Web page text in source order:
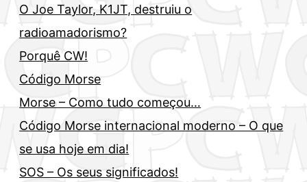
O Joe Taylor, K1JT, destruiu o
radioamadorismo?
Porquê CW!
Código Morse
Morse – Como tudo começou…
Código Morse internacional moderno – O que
se usa hoje em dia!
SOS – Os seus significados!